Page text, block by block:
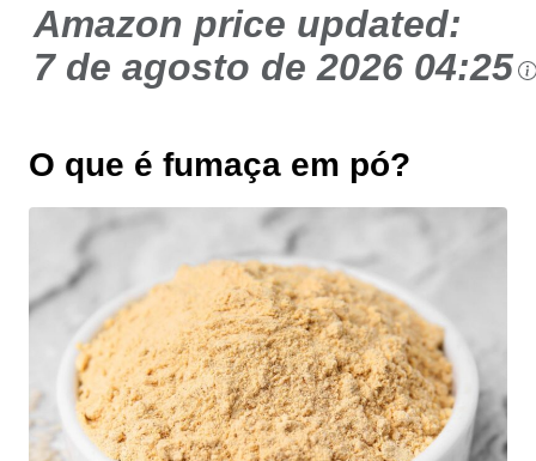
Amazon price updated:
7 de agosto de 2026 04:25
O que é fumaça em pó?